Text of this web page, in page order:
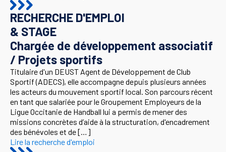
RECHERCHE D'EMPLOI
& STAGE
Chargée de développement associatif
/ Projets sportifs
Titulaire d'un DEUST Agent de Développement de Club
Sportif (ADECS), elle accompagne depuis plusieurs années
les acteurs du mouvement sportif local. Son parcours récent
en tant que salariée pour le Groupement Employeurs de la
Ligue Occitanie de Handball lui a permis de mener des
missions concrètes d’aide à la structuration, d'encadrement
des bénévoles et de […]
Lire la recherche d'emploi